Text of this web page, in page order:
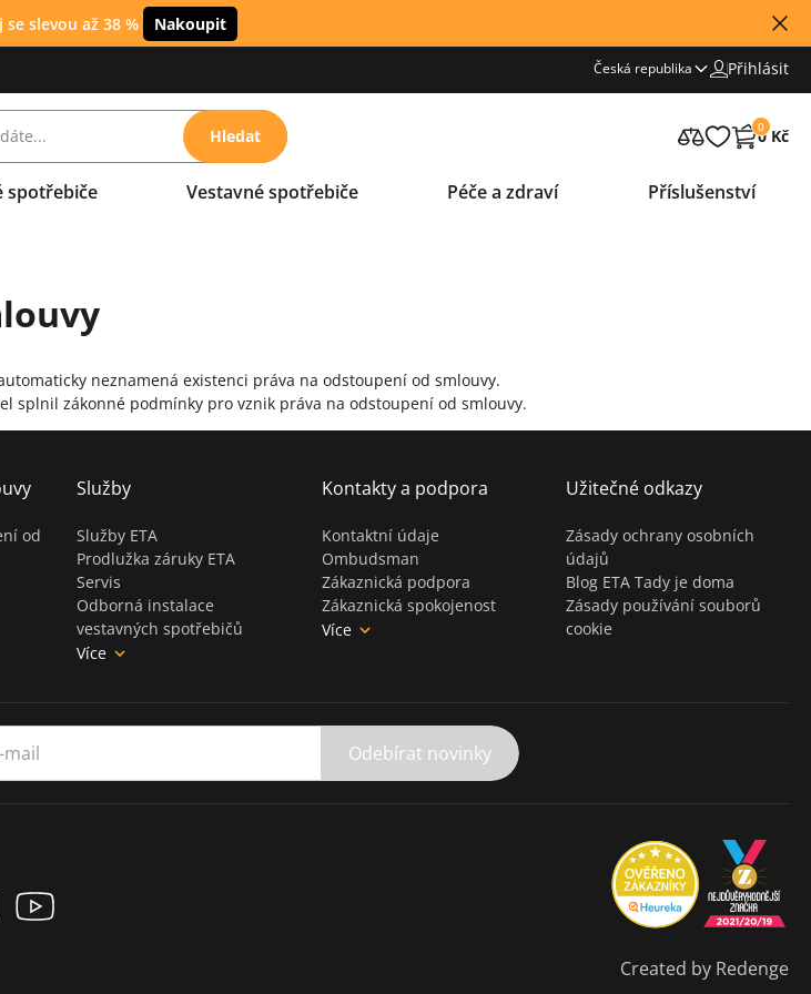
slevou až 38 % Nakoupit
Česká republika Přihlásit
Hledat 0
0 Kč
spotřebiče Vestavné spotřebiče Péče a zdraví Příslušenství
neznamená existenci práva na odstoupení od smlouvy.
splnil zákonné podmínky pro vznik práva na odstoupení od smlouvy.
od
Služby
Služby ETA
Prodlužka záruky ETA
Servis
Odborná instalace
vestavných spotřebičů
Více
Kontakty a podpora
Kontaktní údaje
Ombudsman
Zákaznická podpora
Zákaznická spokojenost
Více
Užitečné odkazy
Zásady ochrany osobních
údajů
Blog ETA Tady je doma
Zásady používání souborů
cookie
Odebírat novinky
Created by Redenge